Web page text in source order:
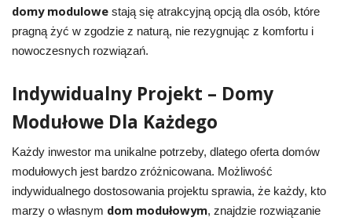
domy modulowestają się atrakcyjną opcją dla osób, które
pragną żyć w zgodzie z naturą, nie rezygnując z komfortu i
nowoczesnych rozwiązań.
Indywidualny Projekt – Domy
Modułowe Dla Każdego
Każdy inwestor ma unikalne potrzeby, dlatego oferta domów
modułowych jest bardzo zróżnicowana. Możliwość
indywidualnego dostosowania projektu sprawia, że każdy, kto
marzy o własnym dom modułowym, znajdzie rozwiązanie